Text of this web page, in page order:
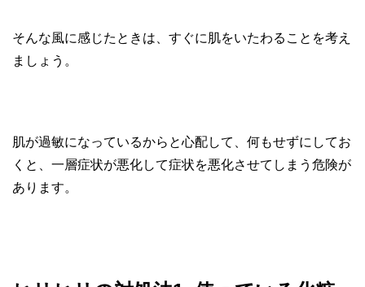
そんな風に感じたときは、すぐに肌をいたわることを考え
ましょう。
肌が過敏になっているからと心配して、何もせずにしてお
くと、一層症状が悪化して症状を悪化させてしまう危険が
あります。